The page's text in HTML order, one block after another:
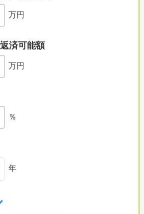
万円
済可能額
万円
％
年